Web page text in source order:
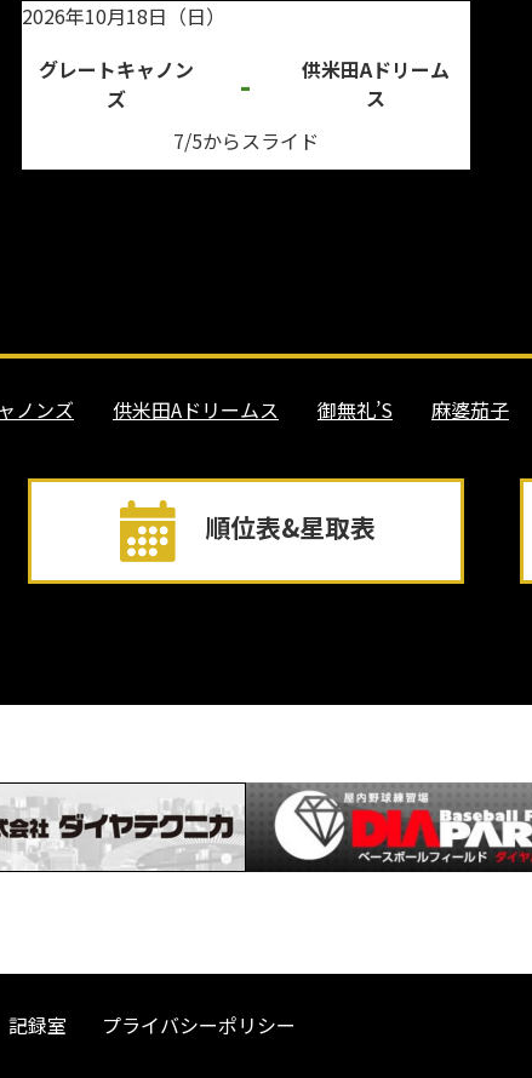
2026年10月18日（日）
グレートキャノン
ズ
-
供米田Aドリーム
ス
7/5からスライド
ノンズ 供米田Aドリームス 御無礼’S 麻婆茄子
順位表&星取表
記録室 プライバシーポリシー